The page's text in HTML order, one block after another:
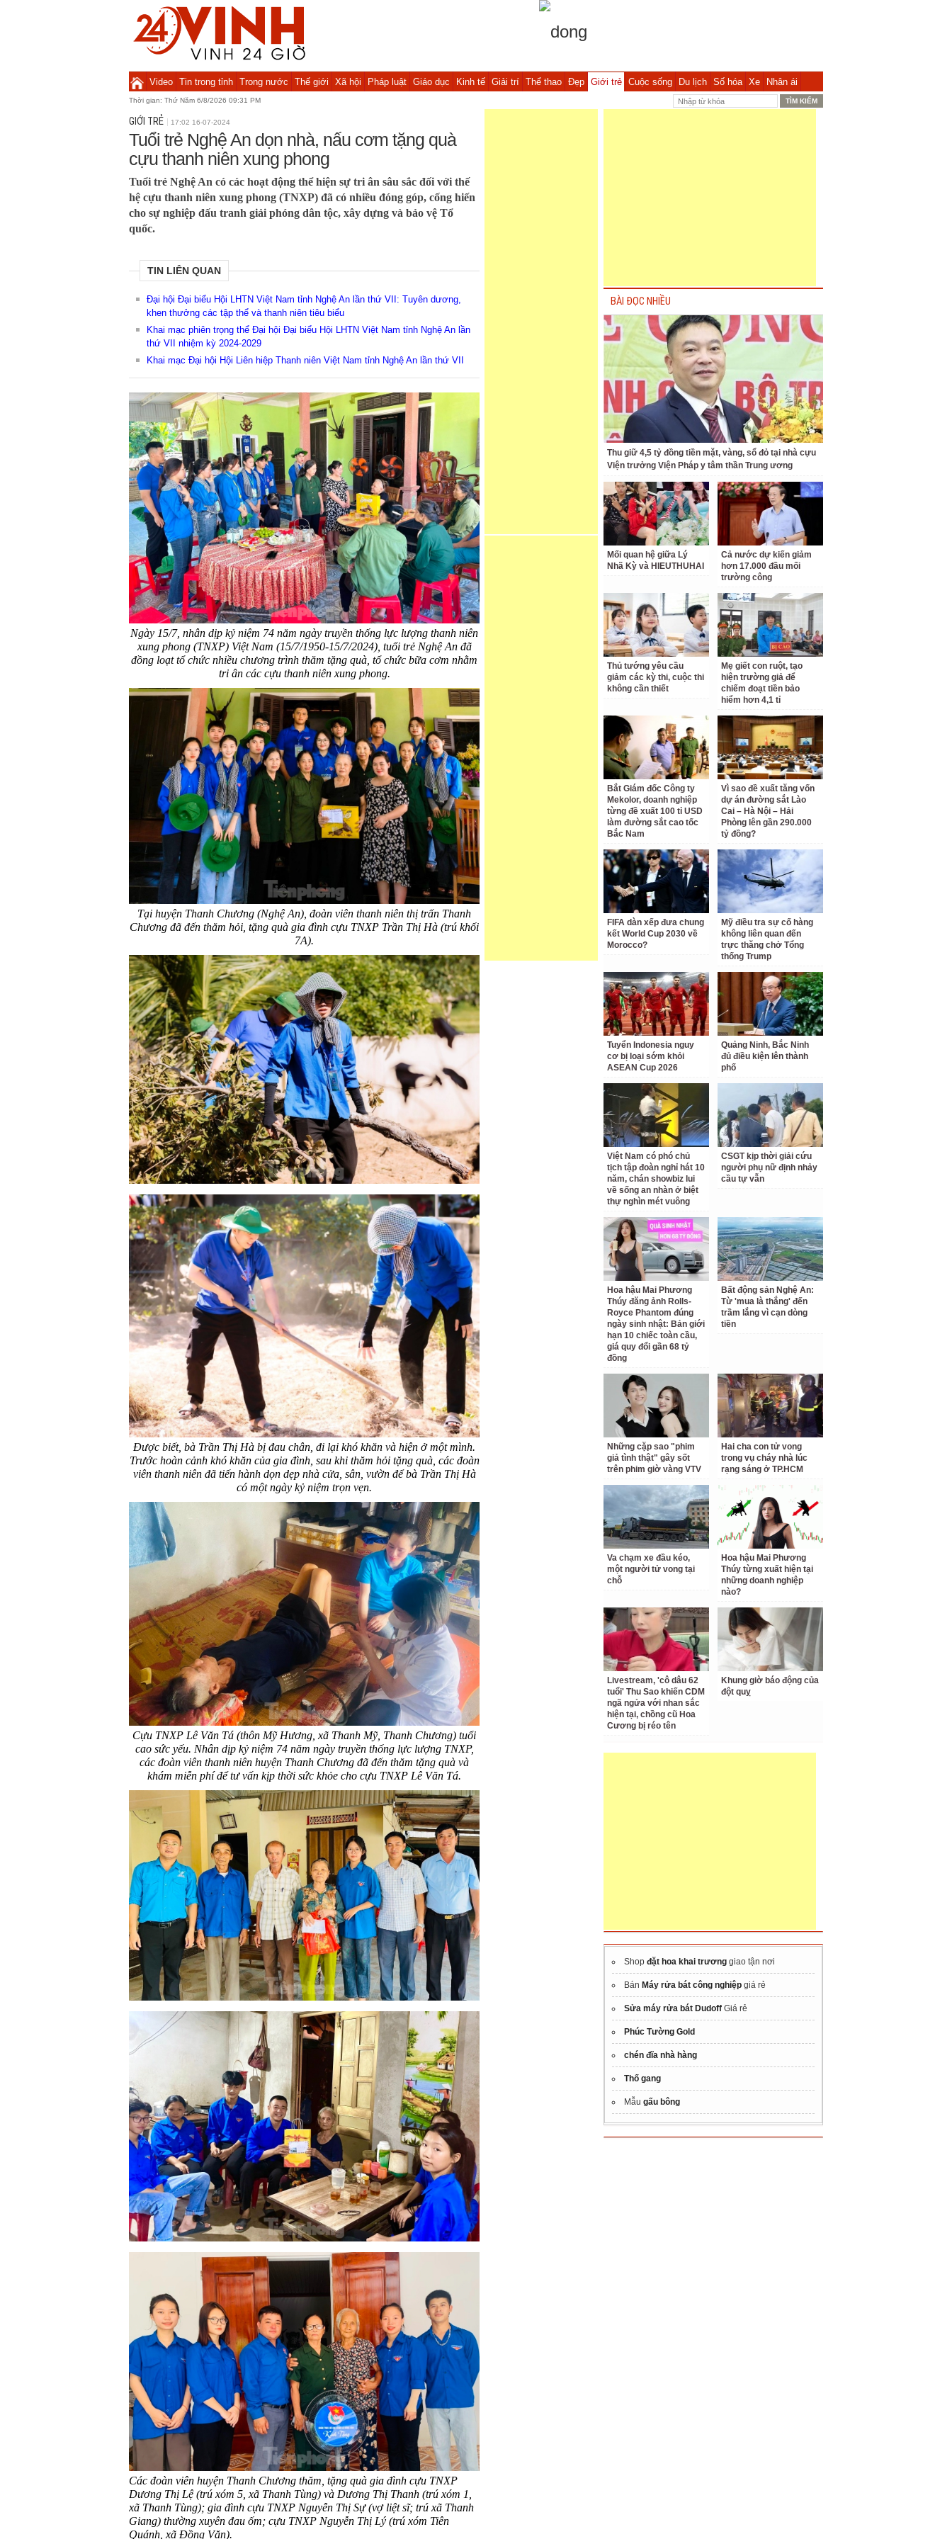
Video Tin trong tỉnh Trong nước Thế giới Xã hội Pháp luật Giáo dục Kinh tế Giải trí Thể thao Đẹp Giới trẻ Cuộc sống Du lịch Số hóa Xe Nhân ái
Thời gian: Thứ Năm 6/8/2026 09:31 PM
GIỚI TRẺ 17:02 16-07-2024
Tuổi trẻ Nghệ An dọn nhà, nấu cơm tặng quà
cựu thanh niên xung phong
Tuổi trẻ Nghệ An có các hoạt động thể hiện sự tri ân sâu sắc đối với thế
hệ cựu thanh niên xung phong (TNXP) đã có nhiều đóng góp, cống hiến
cho sự nghiệp đấu tranh giải phóng dân tộc, xây dựng và bảo vệ Tổ
quốc.
TIN LIÊN QUAN
Đại hội Đại biểu Hội LHTN Việt Nam tỉnh Nghệ An lần thứ VII: Tuyên dương,
khen thưởng các tập thể và thanh niên tiêu biểu
Khai mạc phiên trọng thể Đại hội Đại biểu Hội LHTN Việt Nam tỉnh Nghệ An lần
thứ VII nhiệm kỳ 2024-2029
Khai mạc Đại hội Hội Liên hiệp Thanh niên Việt Nam tỉnh Nghệ An lần thứ VII
Ngày 15/7, nhân dịp kỷ niệm 74 năm ngày truyền thống lực lượng thanh niên
xung phong (TNXP) Việt Nam (15/7/1950-15/7/2024), tuổi trẻ Nghệ An đã
đồng loạt tổ chức nhiều chương trình thăm tặng quà, tổ chức bữa cơm nhằm
tri ân các cựu thanh niên xung phong.
Tại huyện Thanh Chương (Nghệ An), đoàn viên thanh niên thị trấn Thanh
Chương đã đến thăm hỏi, tặng quà gia đình cựu TNXP Trần Thị Hà (trú khối
7A).
Được biết, bà Trần Thị Hà bị đau chân, đi lại khó khăn và hiện ở một mình.
Trước hoàn cảnh khó khăn của gia đình, sau khi thăm hỏi tặng quà, các đoàn
viên thanh niên đã tiến hành dọn dẹp nhà cửa, sân, vườn để bà Trần Thị Hà
có một ngày kỷ niệm trọn vẹn.
Cựu TNXP Lê Văn Tá (thôn Mỹ Hương, xã Thanh Mỹ, Thanh Chương) tuổi
cao sức yếu. Nhân dịp kỷ niệm 74 năm ngày truyền thống lực lượng TNXP,
các đoàn viên thanh niên huyện Thanh Chương đã đến thăm tặng quà và
khám miễn phí để tư vấn kịp thời sức khỏe cho cựu TNXP Lê Văn Tá.
Các đoàn viên huyện Thanh Chương thăm, tặng quà gia đình cựu TNXP
Dương Thị Lệ (trú xóm 5, xã Thanh Tùng) và Dương Thị Thanh (trú xóm 1,
xã Thanh Tùng); gia đình cựu TNXP Nguyễn Thị Sự (vợ liệt sĩ; trú xã Thanh
Giang) thường xuyên đau ốm; cựu TNXP Nguyễn Thị Lý (trú xóm Tiên
Quánh, xã Đồng Văn).
BÀI ĐỌC NHIỀU
Thu giữ 4,5 tỷ đồng tiền mặt, vàng, sổ đỏ tại nhà cựu
Viện trưởng Viện Pháp y tâm thần Trung ương
Mối quan hệ giữa Lý
Nhã Kỳ và HIEUTHUHAI
Cả nước dự kiến giảm
hơn 17.000 đầu mối
trường công
Thủ tướng yêu cầu
giảm các kỳ thi, cuộc thi
không cần thiết
Mẹ giết con ruột, tạo
hiện trường giả để
chiếm đoạt tiền bảo
hiểm hơn 4,1 tỉ
Bắt Giám đốc Công ty
Mekolor, doanh nghiệp
từng đề xuất 100 tỉ USD
làm đường sắt cao tốc
Bắc Nam
Vì sao đề xuất tăng vốn
dự án đường sắt Lào
Cai – Hà Nội – Hải
Phòng lên gần 290.000
tỷ đồng?
FIFA dàn xếp đưa chung
kết World Cup 2030 về
Morocco?
Mỹ điều tra sự cố hàng
không liên quan đến
trực thăng chở Tổng
thống Trump
Tuyển Indonesia nguy
cơ bị loại sớm khỏi
ASEAN Cup 2026
Quảng Ninh, Bắc Ninh
đủ điều kiện lên thành
phố
Việt Nam có phó chủ
tịch tập đoàn nghỉ hát 10
năm, chán showbiz lui
về sống an nhàn ở biệt
thự nghìn mét vuông
CSGT kịp thời giải cứu
người phụ nữ định nhảy
cầu tự vẫn
Hoa hậu Mai Phương
Thúy đăng ảnh Rolls-
Royce Phantom đúng
ngày sinh nhật: Bản giới
hạn 10 chiếc toàn cầu,
giá quy đổi gần 68 tỷ
đồng
Bất động sản Nghệ An:
Từ 'mua là thắng' đến
trầm lắng vì cạn dòng
tiền
Những cặp sao "phim
giả tình thật" gây sốt
trên phim giờ vàng VTV
Hai cha con tử vong
trong vụ cháy nhà lúc
rạng sáng ở TP.HCM
Va chạm xe đầu kéo,
một người tử vong tại
chỗ
Hoa hậu Mai Phương
Thúy từng xuất hiện tại
những doanh nghiệp
nào?
Livestream, 'cô dâu 62
tuổi' Thu Sao khiến CDM
ngã ngửa với nhan sắc
hiện tại, chồng cũ Hoa
Cương bị réo tên
Khung giờ báo động của
đột quỵ
Shop đặt hoa khai trương giao tận nơi
Bán Máy rửa bát công nghiệp giá rẻ
Sửa máy rửa bát Dudoff Giá rẻ
Phúc Tường Gold
chén đĩa nhà hàng
Thố gang
Mẫu gấu bông